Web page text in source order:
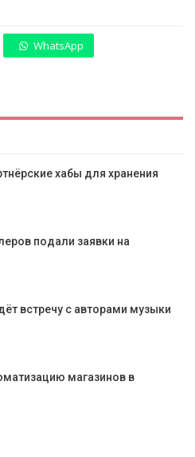
WhatsApp
хабы для хранения
подали заявки на
встречу с авторами музыки
магазинов в